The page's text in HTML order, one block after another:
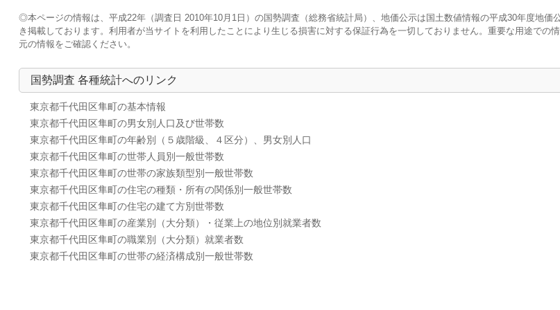
◎本ページの情報は、平成22年（調査日 2010年10月1日）の国勢調査（総務省統計局）、地価公示は国土数値情報の平成30年度地価
き掲載しております。利用者が当サイトを利用したことにより生じる損害に対する保証行為を一切しておりません。重要な用途での
元の情報をご確認ください。
国勢調査 各種統計へのリンク
東京都千代田区隼町の基本情報
東京都千代田区隼町の男女別人口及び世帯数
東京都千代田区隼町の年齢別（５歳階級、４区分）、男女別人口
東京都千代田区隼町の世帯人員別一般世帯数
東京都千代田区隼町の世帯の家族類型別一般世帯数
東京都千代田区隼町の住宅の種類・所有の関係別一般世帯数
東京都千代田区隼町の住宅の建て方別世帯数
東京都千代田区隼町の産業別（大分類）・従業上の地位別就業者数
東京都千代田区隼町の職業別（大分類）就業者数
東京都千代田区隼町の世帯の経済構成別一般世帯数